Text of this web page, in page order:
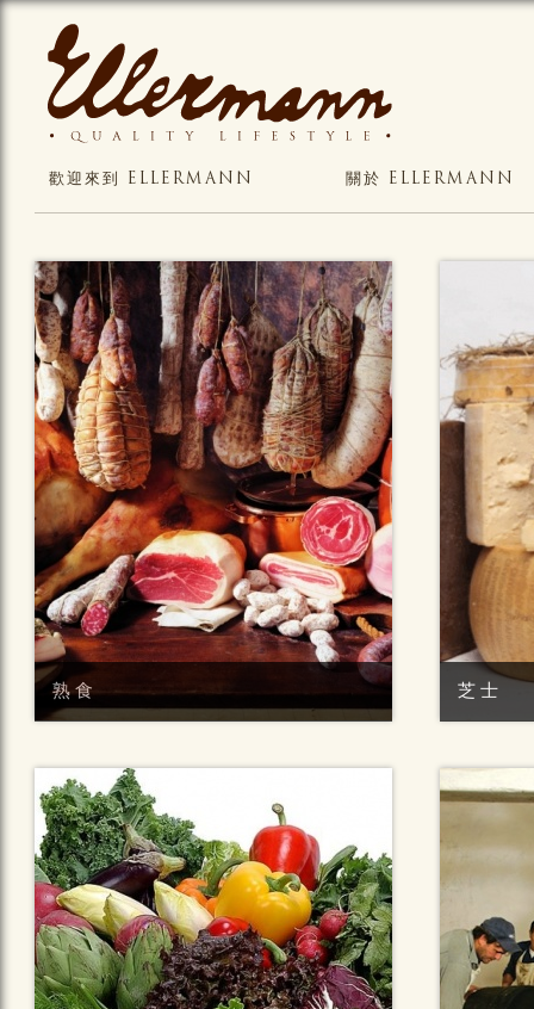
歡迎來到 ELLERMANN 關於 ELLERMANN
熟食 芝士